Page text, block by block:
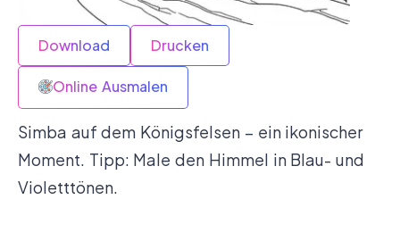
Download Drucken
Online Ausmalen
Simba auf dem Königsfelsen – ein ikonischer
Moment. Tipp: Male den Himmel in Blau- und
Violetttönen.